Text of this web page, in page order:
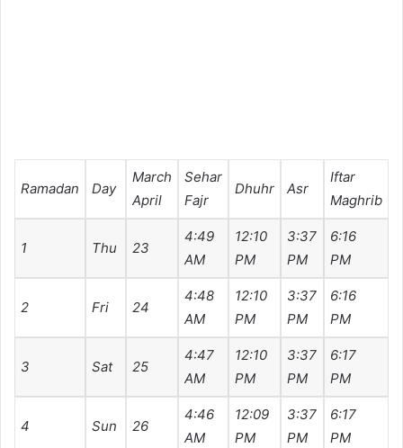
Ramadan Day
March
April
Sehar
Fajr
Dhuhr Asr
Iftar
Maghrib
1 Thu 23
4:49
AM
12:10
PM
3:37
PM
6:16
PM
2 Fri 24
4:48
AM
12:10
PM
3:37
PM
6:16
PM
3 Sat 25
4:47
AM
12:10
PM
3:37
PM
6:17
PM
4 Sun 26
4:46
AM
12:09
PM
3:37
PM
6:17
PM